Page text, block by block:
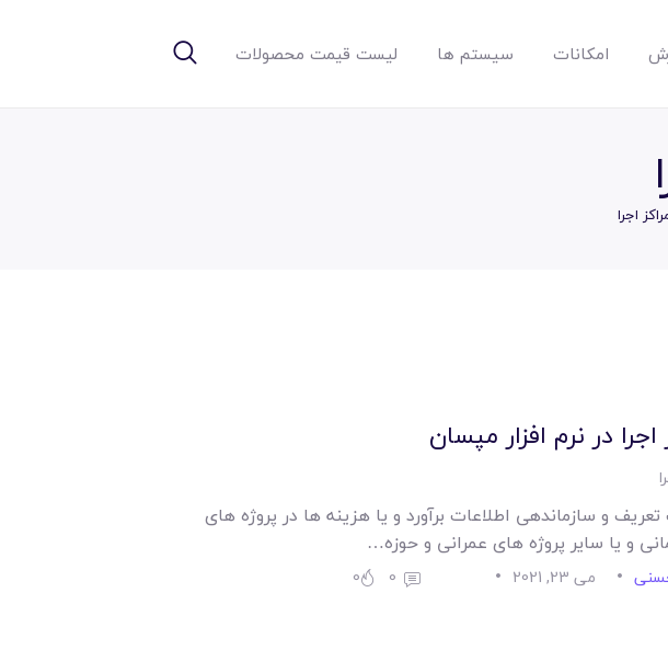
امکانات سیستم ها لیست قیمت محصولات
اجرا
اجرا در نرم افزار مپسان
و سازماندهی اطلاعات برآورد و یا هزینه ها در پروژه های
و یا سایر پروژه های عمرانی و حوزه…
می 23, 2021 0
0